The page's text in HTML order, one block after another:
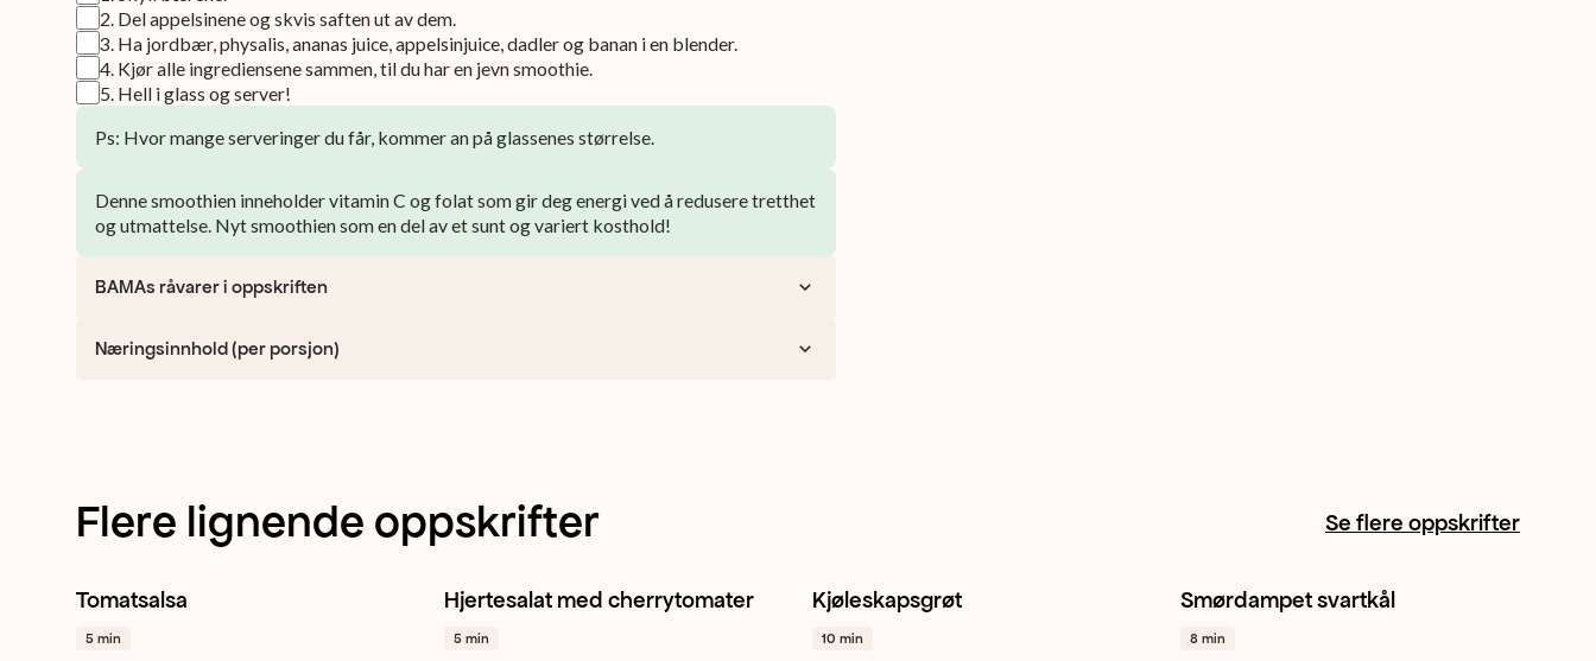
2. Del appelsinene og skvis saften ut av dem.
3. Ha jordbær, physalis, ananas juice, appelsinjuice, dadler og banan i en blender.
4. Kjør alle ingrediensene sammen, til du har en jevn smoothie.
5. Hell i glass og server!
Ps: Hvor mange serveringer du får, kommer an på glassenes størrelse.
Denne smoothien inneholder vitamin C og folat som gir deg energi ved å redusere tretthet
og utmattelse. Nyt smoothien som en del av et sunt og variert kosthold!
BAMAs råvarer i oppskriften
Næringsinnhold (per porsjon)
Flere lignende oppskrifter Se flere oppskrifter
Cherrytomat
Tomatsalsa
5 min
Hjertesalat Cherrytomat
Hvitløk
+ 1
Hjertesalat med cherrytomater
5 min
Jordbær Eple
Kjøleskapsgrøt
10 min
Svartkål
Hvitløk
Vegetar / plantebasert
Smørdampet svartkål
8 min